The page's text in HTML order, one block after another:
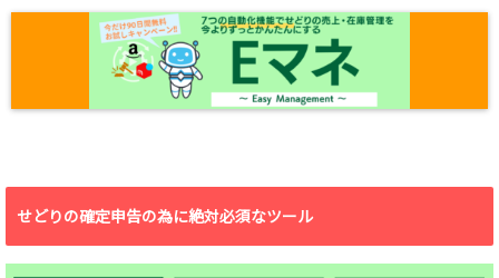
せどりの確定申告の為に絶対必須なツール